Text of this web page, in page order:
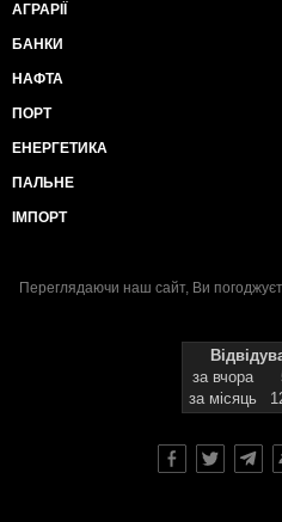
АГРАРІЇ
БАНКИ
НАФТА
ПОРТ
ЕНЕРГЕТИКА
ПАЛЬНЕ
ІМПОРТ
Переглядаючи наш сайт, Ви
за вчора
за місяць